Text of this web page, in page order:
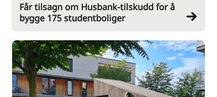
Får tilsagn om Husbank-tilskudd for å
bygge 175 studentboliger